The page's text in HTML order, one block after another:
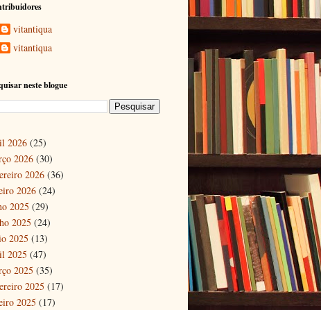
vitantiqua
vitantiqua
neste blogue
2026 (25)
2026 (30)
2026 (36)
2026 (24)
2025 (29)
2025 (24)
2025 (13)
2025 (47)
2025 (35)
2025 (17)
2025 (17)